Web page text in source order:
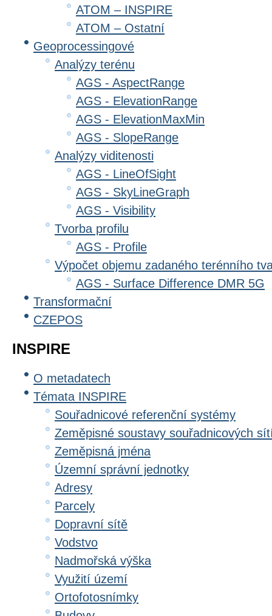
ATOM – INSPIRE
ATOM – Ostatní
Geoprocessingové
Analýzy terénu
AGS - AspectRange
AGS - ElevationRange
AGS - ElevationMaxMin
AGS - SlopeRange
Analýzy viditenosti
AGS - LineOfSight
AGS - SkyLineGraph
AGS - Visibility
Tvorba profilu
AGS - Profile
Výpočet objemu zadaného terénního
AGS - Surface Difference DMR 5G
Transformační
CZEPOS
INSPIRE
O metadatech
Témata INSPIRE
Souřadnicové referenční systémy
Zeměpisné soustavy souřadnicových
Zeměpisná jména
Územní správní jednotky
Adresy
Parcely
Dopravní sítě
Vodstvo
Nadmořská výška
Využití území
Ortofotosnímky